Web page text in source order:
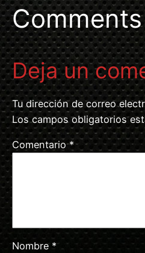
Comments
Deja un
Tu dirección de correo
Los campos obligatorios
Comentario*
Nombre *